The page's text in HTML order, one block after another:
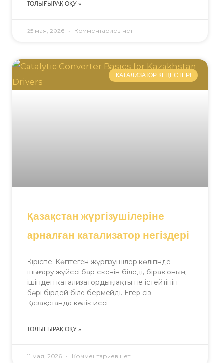
ТОЛЫҒЫРАҚ ОҚУ »
25 мая, 2026 Комментариев нет
КАТАЛИЗАТОР КЕҢЕСТЕРІ
Қазақстан жүргізушілеріне
арналған катализатор негіздері
Кіріспе: Көптеген жүргізушілер көлігінде
шығару жүйесі бар екенін біледі, бірақ оның
ішіндегі катализатордың нақты не істейтінін
бәрі бірдей біле бермейді. Егер сіз
Қазақстанда көлік иесі
ТОЛЫҒЫРАҚ ОҚУ »
11 мая, 2026 Комментариев нет